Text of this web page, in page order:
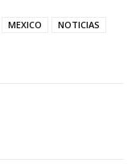
MEXICO
NOTICIAS